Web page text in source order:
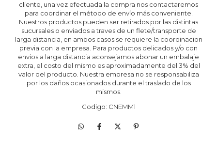
cliente, una vez efectuada la compra nos contactaremos
para coordinar el método de envío más conveniente.
Nuestros productos pueden ser retirados por las distintas
sucursales o enviados a traves de un flete/transporte de
larga distancia, en ambos casos se requiere la coordinacion
previa con la empresa. Para productos delicados y/o con
envios a larga distancia aconsejamos abonar un embalaje
extra, el costo del mismo es aproximadamente del 3% del
valor del producto. Nuestra empresa no se responsabiliza
por los daños ocasionados durante el traslado de los
mismos.
Codigo: CNEMM1